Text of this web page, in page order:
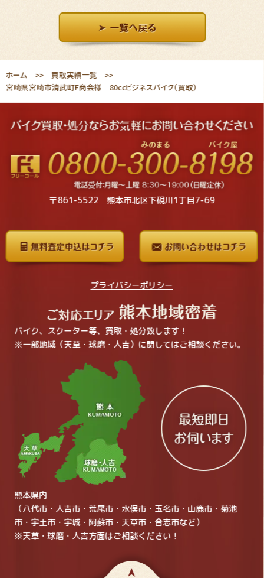
ホーム 買取実績一覧
宮崎県宮崎市清武町F商会様 80ccビジネスバイク（買取）
〒861-5522 熊本市北区下硯川1丁目7-69
プライバシーポリシー
バイク、スクーター等、買取・処分致します！
※一部地域（天草・球磨・人吉）に関してはご相談ください。
熊本県内
（八代市・人吉市・荒尾市・水俣市・玉名市・山鹿市・菊池
市・宇土市・宇城・阿蘇市・天草市・合志市など）
※天草・球磨・人吉方面はご相談ください！